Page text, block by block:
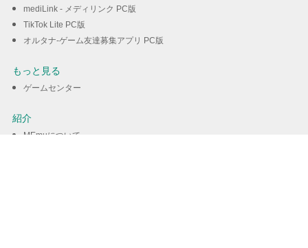
mediLink - メディリンク PC版
TikTok Lite PC版
オルタナ-ゲーム友達募集アプリ PC版
もっと見る
ゲームセンター
紹介
MEmuについて